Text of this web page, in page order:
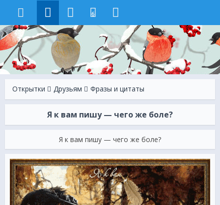
6
Открытки Друзьям Фразы и цитаты
Я к вам пишу — чего же боле?
Я к вам пишу — чего же боле?